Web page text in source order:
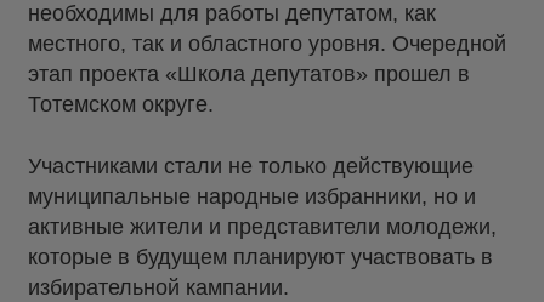
необходимы для работы депутатом, как
местного, так и областного уровня. Очередной
этап проекта «Школа депутатов» прошел в
Тотемском округе.
Участниками стали не только действующие
муниципальные народные избранники, но и
активные жители и представители молодежи,
которые в будущем планируют участвовать в
избирательной кампании.